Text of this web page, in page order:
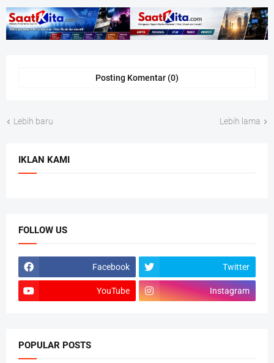
Posting Komentar (0)
Lebih baru Lebih lama
IKLAN KAMI
FOLLOW US
Facebook Twitter
YouTube Instagram
POPULAR POSTS